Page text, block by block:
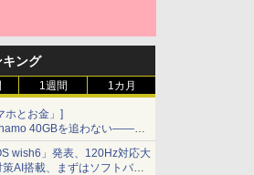
キング
1週間 1カ月
ホとお金」]
40GBを追わない――単
」の安さと1年限定の注意
wish6」発表、120Hz対応大
AI搭載、まずはソフトバン